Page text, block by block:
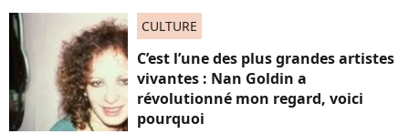
CULTURE
C’est l’une des plus grandes artistes
vivantes : Nan Goldin a
révolutionné mon regard, voici
pourquoi